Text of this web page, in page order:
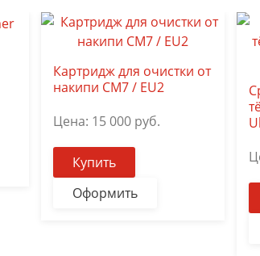
Картридж для очистки от
накипи CM7 / EU2
Цена: 15 000 руб.
Купить
Оформить